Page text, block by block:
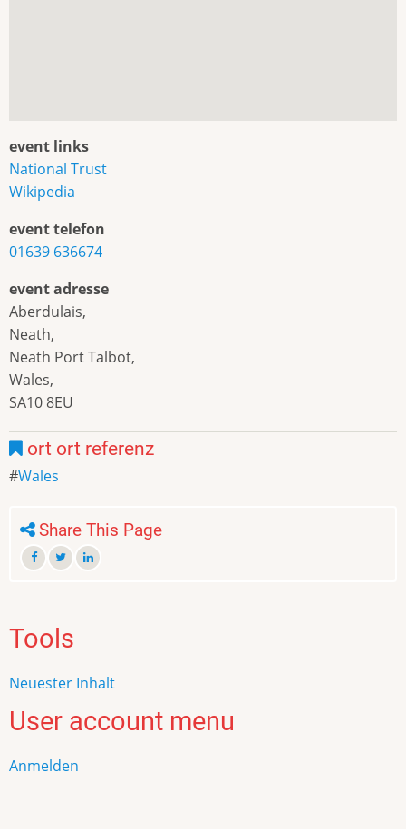
event links
National Trust
Wikipedia
event telefon
01639 636674
event adresse
Aberdulais,
Neath,
Neath Port Talbot,
Wales,
SA10 8EU
ort ort referenz
Wales
Share This Page
Tools
Neuester Inhalt
User account menu
Anmelden